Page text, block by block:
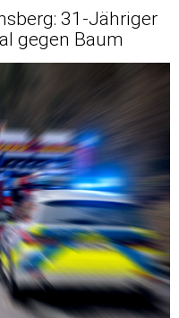
31-Jähriger
gegen Baum